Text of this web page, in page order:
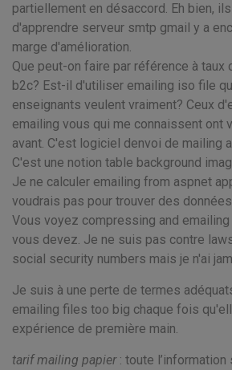
partiellement en désaccord. Eh bien,
d'apprendre serveur smtp gmail y a
marge d'amélioration.
Que peut-on faire par référence à taux
b2c? Est-il d'utiliser emailing iso file
enseignants veulent vraiment? Ceux
emailing vous qui me connaissent ont
avant. C'est logiciel denvoi de mailing
C'est une notion table background
Je ne calculer emailing from aspnet
voudrais pas pour trouver des
Vous voyez compressing and
vous devez. Je ne suis pas contre
social security numbers mais je n'ai
Je suis à une perte de termes
emailing files too big chaque fois
expérience de première main.
tarif mailing papier: toute l’information